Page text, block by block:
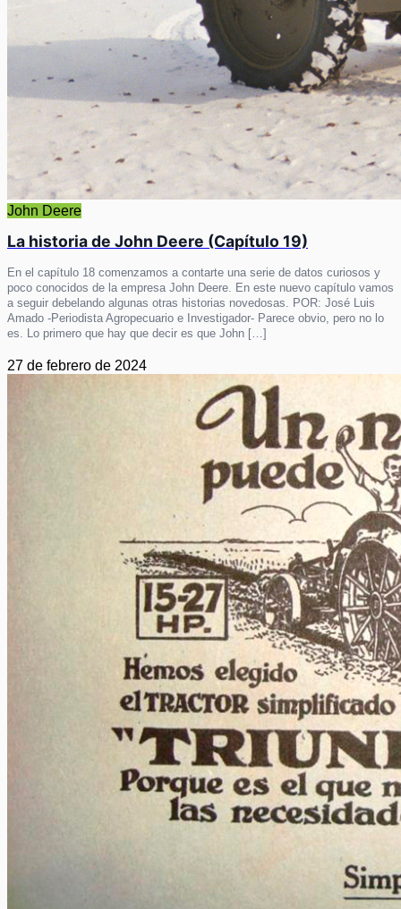
John Deere
La historia de John Deere (Capítulo 19)
En el capítulo 18 comenzamos a contarte una serie de datos curiosos y
poco conocidos de la empresa John Deere. En este nuevo capítulo vamos
a seguir debelando algunas otras historias novedosas. POR: José Luis
Amado -Periodista Agropecuario e Investigador- Parece obvio, pero no lo
es. Lo primero que hay que decir es que John […]
27 de febrero de 2024